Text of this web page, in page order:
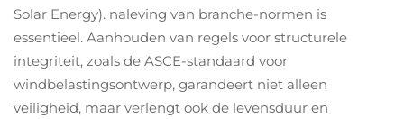
Solar Energy). naleving van branche-normen is
essentieel. Aanhouden van regels voor structurele
integriteit, zoals de ASCE-standaard voor
windbelastingsontwerp, garandeert niet alleen
veiligheid, maar verlengt ook de levensduur en